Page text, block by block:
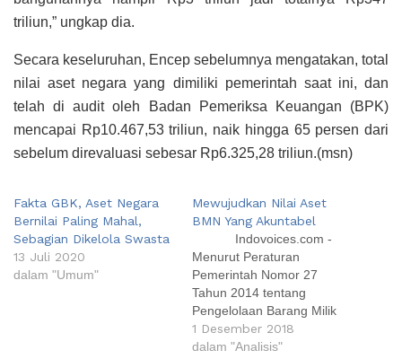
triliun,” ungkap dia.
Secara keseluruhan, Encep sebelumnya mengatakan, total
nilai aset negara yang dimiliki pemerintah saat ini, dan
telah di audit oleh Badan Pemeriksa Keuangan (BPK)
mencapai Rp10.467,53 triliun, naik hingga 65 persen dari
sebelum direvaluasi sebesar Rp6.325,28 triliun.(msn)
Fakta GBK, Aset Negara
Bernilai Paling Mahal,
Sebagian Dikelola Swasta
13 Juli 2020
dalam "Umum"
Mewujudkan Nilai Aset
BMN Yang Akuntabel
Indovoices.com -
Menurut Peraturan
Pemerintah Nomor 27
Tahun 2014 tentang
Pengelolaan Barang Milik
Negara (BMN), BMN adalah
semua barang yang dibeli
1 Desember 2018
dalam "Analisis"